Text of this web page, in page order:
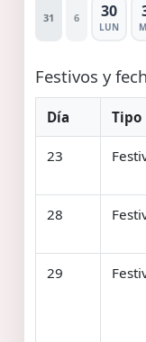
31 6 30
LUN
Festivos y
Día Tipo
23
28
29